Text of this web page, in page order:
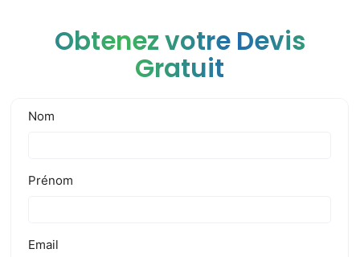
Obtenez votre Devis
Gratuit